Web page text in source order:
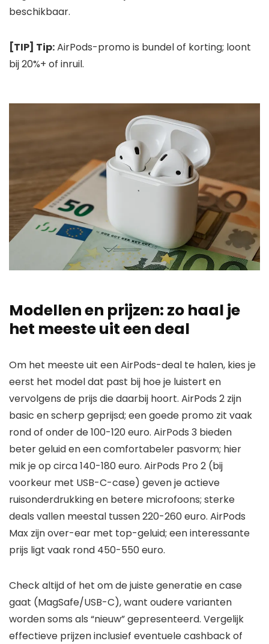
beschikbaar.
[TIP] Tip:AirPods-promo is bundel of korting; loont
bij 20%+ of inruil.
Modellen en prijzen: zo haal je
het meeste uit een deal
Om het meeste uit een AirPods-deal te halen, kies je
eerst het model dat past bij hoe je luistert en
vervolgens de prijs die daarbij hoort. AirPods 2 zijn
basic en scherp geprijsd; een goede promo zit vaak
rond of onder de 100-120 euro. AirPods 3 bieden
beter geluid en een comfortabeler pasvorm; hier
mik je op circa 140-180 euro. AirPods Pro 2 (bij
voorkeur met USB-C-case) geven je actieve
ruisonderdrukking en betere microfoons; sterke
deals vallen meestal tussen 220-260 euro. AirPods
Max zijn over-ear met top-geluid; een interessante
prijs ligt vaak rond 450-550 euro.
Check altijd of het om de juiste generatie en case
gaat (MagSafe/USB-C), want oudere varianten
worden soms als “nieuw” gepresenteerd. Vergelijk
effectieve prijzen inclusief eventuele cashback of